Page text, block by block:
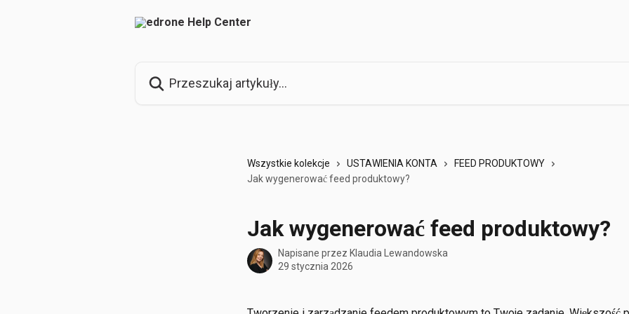
Wszystkie kolekcje USTAWIENIA KONTA
FEED PRODUKTOWY
Jak wygenerować feed produktowy?
Jak wygenerować feed produktowy?
Napisane przez Klaudia Lewandowska
29 stycznia 2026